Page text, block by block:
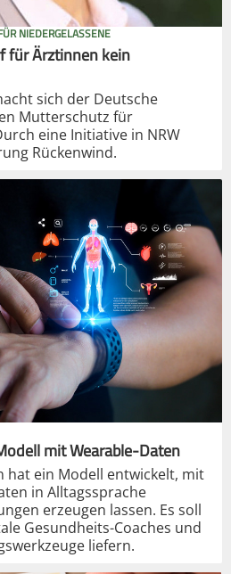
NIEDERGELASSENE
für Ärztinnen kein
sich der Deutsche
Mutterschutz für
eine Initiative in NRW
Rückenwind.
mit Wearable-Daten
hat ein Modell entwickelt, mit
in Alltagssprache
erzeugen lassen. Es soll
Gesundheits-Coaches und
liefern.